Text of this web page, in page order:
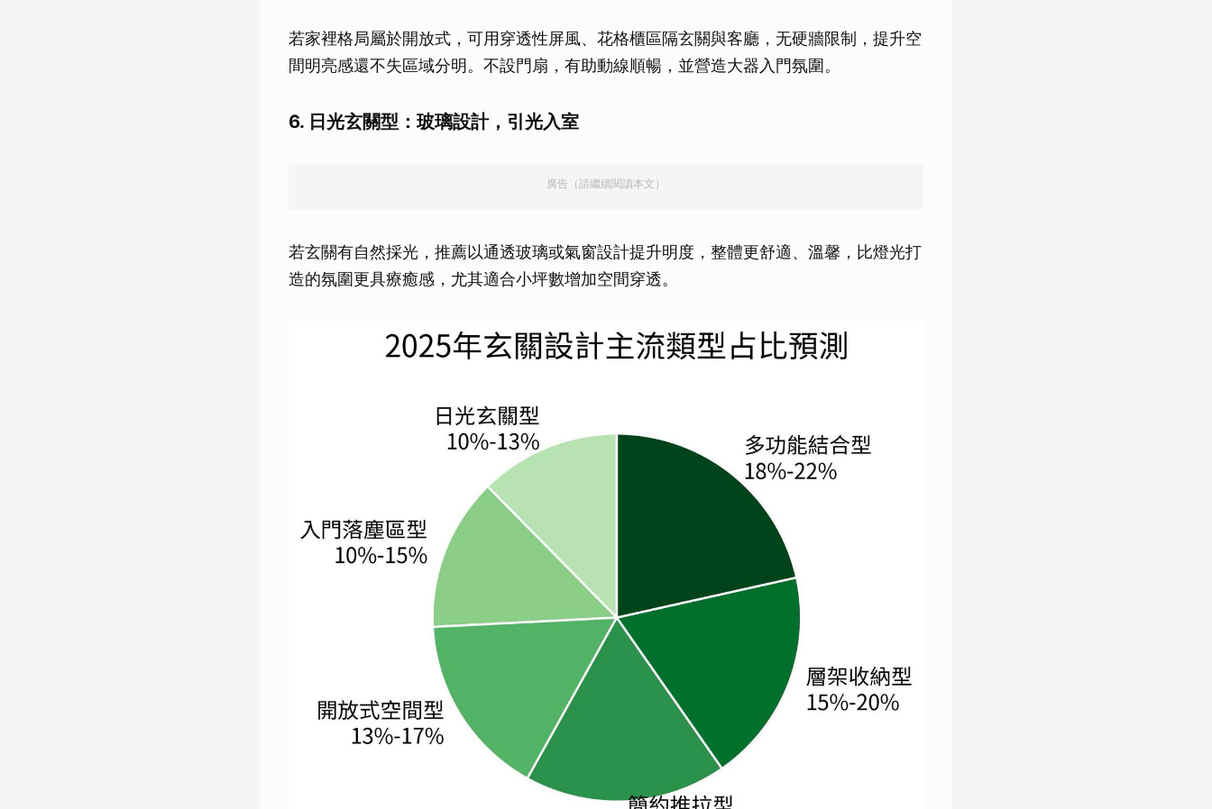
若家裡格局屬於開放式，可用穿透性屏風、花格櫃區隔玄關與客廳，无硬牆限制，提升空
間明亮感還不失區域分明。不設門扇，有助動線順暢，並營造大器入門氛圍。
6. 日光玄關型：玻璃設計，引光入室
廣告（請繼續閱讀本文）
若玄關有自然採光，推薦以通透玻璃或氣窗設計提升明度，整體更舒適、溫馨，比燈光打
造的氛圍更具療癒感，尤其適合小坪數增加空間穿透。